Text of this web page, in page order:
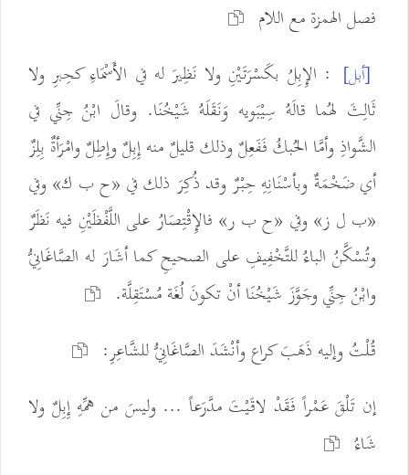
فصل الهمزة مع اللام
[أبل] : الإِبِلُ بكَسْرَتَيْنِ ولا نَظِيرَ له في الأَسْمَاءِ كحِبرِ ولا
ثَالِثَ لهُما قالَهُ سِيْبَويه وَنَقَلَهُ شَيْخُنَا. وقالَ ابْنُ جِنِّي في
الشَّواذِ وأمَّا الحُبكُ فَفَعِلٌ وذلك قليلٌ منه إِبِلٌ وإِطِلٌ وامْرَأةٌ بِلِزٌ
أي ضَخْمَةٌ وبأسْنَانِهِ حِبْرٌ وقد ذُكِرَ ذلك في «ح ب ك» وفي
«ب ل ز» وفي «ح ب ر» فالإِقْتِصَارُ على اللَّفْظَيْنِ فيه نَظَرٌ
وتُسْكَّنُ الباءُ للتَّخْفِيفِ على الصحيحِ كما أشَارَ له الصَّاغَانِيُّ
وابْنُ جِنِّي وجَوَّزَ شَيْخُنَا أنْ تكونَ لُغَة مُسْتَقِلَّة.
قُلْتُ وإليه ذَهَبَ كراع وأنْشَدَ الصَّاغَانِيُّ للشَّاعِرِ:
إن تَلْقَ عَمْراً فَقَدْ لاقَيْتَ مدَّرَعاً ... وليسَ من همِّهِ إِبِلٌ ولا
شَاءُ